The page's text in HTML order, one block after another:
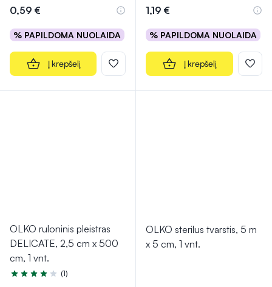
0,59 €
% PAPILDOMA NUOLAIDA
Į krepšelį
1,19 €
% PAPILDOMA NUOLAIDA
Į krepšelį
OLKO ruloninis pleistras
DELICATE, 2,5 cm x 500
cm, 1 vnt.
Įvertinimas 4.0 iš 5
(1)
OLKO sterilus tvarstis, 5 m
x 5 cm, 1 vnt.